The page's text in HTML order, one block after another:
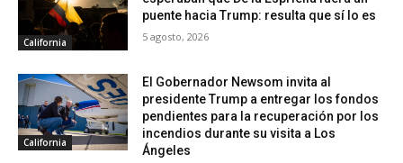
California
puente hacia Trump: resulta que sí lo es
5 agosto, 2026
California
El Gobernador Newsom invita al
presidente Trump a entregar los fondos
pendientes para la recuperación por los
incendios durante su visita a Los
Ángeles